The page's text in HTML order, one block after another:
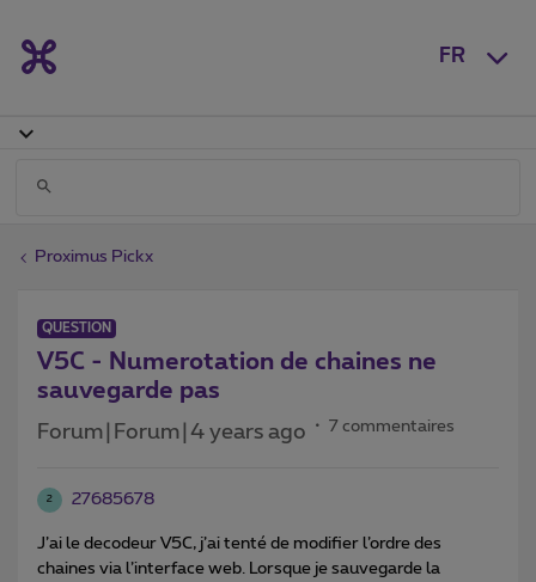
FR
Proximus Pickx
QUESTION
V5C - Numerotation de chaines ne
sauvegarde pas
Forum|Forum|4 years ago 7 commentaires
2 27685678
J’ai le decodeur V5C, j’ai tenté de modifier l’ordre des
chaines via l’interface web. Lorsque je sauvegarde la